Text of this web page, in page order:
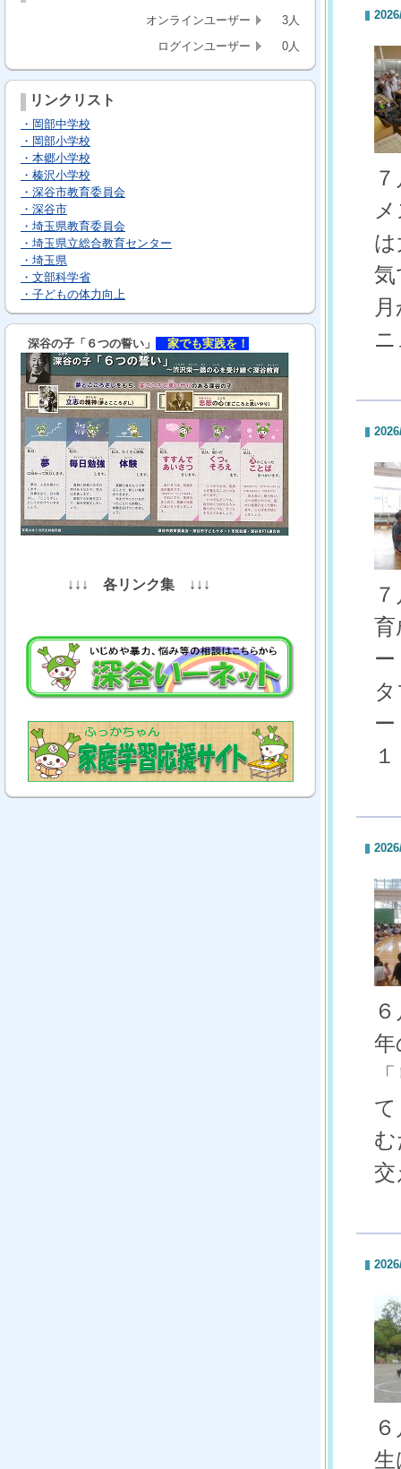
オンラインユーザー
3人
ログインユーザー
0人
リンクリスト
・岡部中学校
・岡部小学校
・本郷小学校
・榛沢小学校
・深谷市教育委員会
・深谷市
・埼玉県教育委員会
・埼玉県立総合教育センター
・埼玉県
・文部科学省
・子どもの体力向上
深谷の子「６つの誓い」 家でも実践を！
↓↓↓ 各リンク集 ↓↓↓
気
育
年
交
生